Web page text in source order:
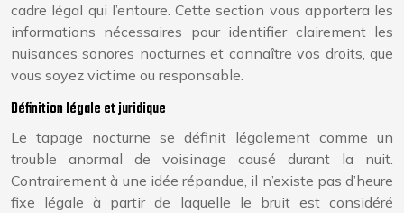
cadre légal qui l’entoure. Cette section vous apportera les
informations nécessaires pour identifier clairement les
nuisances sonores nocturnes et connaître vos droits, que
vous soyez victime ou responsable.
Définition légale et juridique
Le tapage nocturne se définit légalement comme un
trouble anormal de voisinage causé durant la nuit.
Contrairement à une idée répandue, il n’existe pas d’heure
fixe légale à partir de laquelle le bruit est considéré